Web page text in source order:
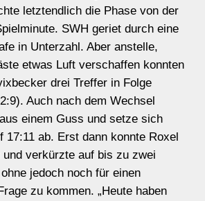
letztendlich die Phase von der
SWH geriet durch eine
in Unterzahl. Aber anstelle,
etwas Luft verschaffen konnten
drei Treffer in Folge
Auch nach dem Wechsel
einem Guss und setze sich
17:11 ab. Erst dann konnte Roxel
verkürzte auf bis zu zwei
jedoch noch für einen
zu kommen. „Heute haben